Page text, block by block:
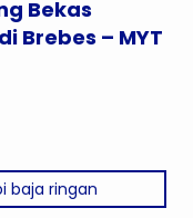
Bekas
Brebes – MYT
baja ringan